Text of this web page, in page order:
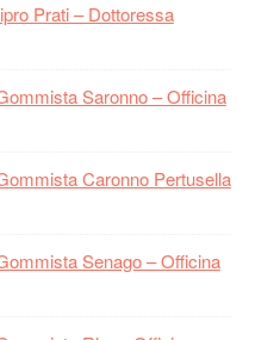
Prati – Dottoressa
Saronno – Officina
Caronno Pertusella
Senago – Officina